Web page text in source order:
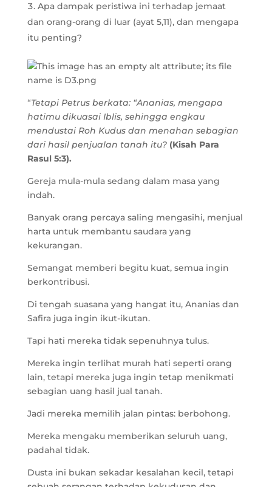
Apa dampak peristiwa ini terhadap jemaat
dan orang-orang di luar (ayat 5,11), dan mengapa
itu penting?
“Tetapi Petrus berkata: “Ananias, mengapa
hatimu dikuasai Iblis, sehingga engkau
mendustai Roh Kudus dan menahan sebagian
dari hasil penjualan tanah itu? (Kisah Para
Rasul 5:3).
Gereja mula-mula sedang dalam masa yang
indah.
Banyak orang percaya saling mengasihi, menjual
harta untuk membantu saudara yang
kekurangan.
Semangat memberi begitu kuat, semua ingin
berkontribusi.
Di tengah suasana yang hangat itu, Ananias dan
Safira juga ingin ikut-ikutan.
Tapi hati mereka tidak sepenuhnya tulus.
Mereka ingin terlihat murah hati seperti orang
lain, tetapi mereka juga ingin tetap menikmati
sebagian uang hasil jual tanah.
Jadi mereka memilih jalan pintas: berbohong.
Mereka mengaku memberikan seluruh uang,
padahal tidak.
Dusta ini bukan sekadar kesalahan kecil, tetapi